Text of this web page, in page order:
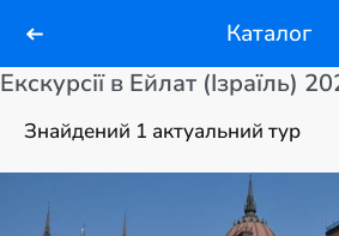
Каталог
Екскурсії в Ейлат (Ізраїль)
Знайдений 1 актуальний тур